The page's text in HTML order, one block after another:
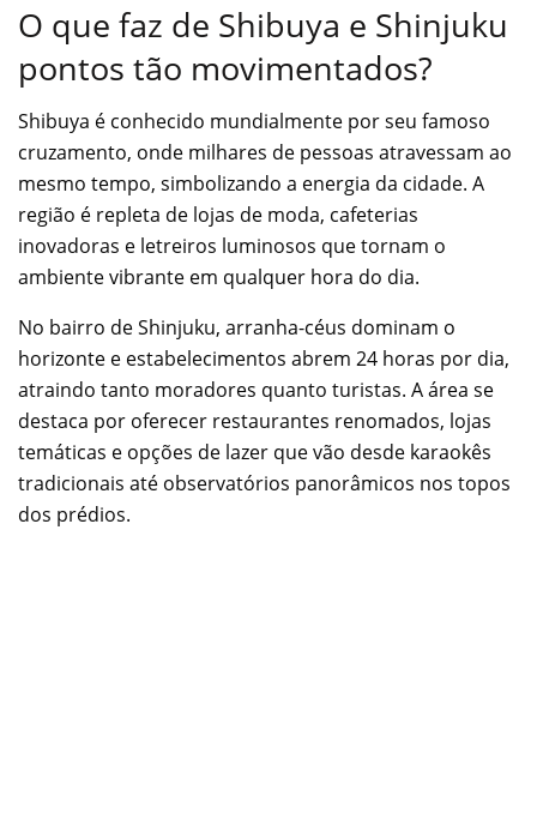
O que faz de Shibuya e Shinjuku
pontos tão movimentados?
Shibuya é conhecido mundialmente por seu famoso
cruzamento, onde milhares de pessoas atravessam ao
mesmo tempo, simbolizando a energia da cidade. A
região é repleta de lojas de moda, cafeterias
inovadoras e letreiros luminosos que tornam o
ambiente vibrante em qualquer hora do dia.
No bairro de Shinjuku, arranha-céus dominam o
horizonte e estabelecimentos abrem 24 horas por dia,
atraindo tanto moradores quanto turistas. A área se
destaca por oferecer restaurantes renomados, lojas
temáticas e opções de lazer que vão desde karaokês
tradicionais até observatórios panorâmicos nos topos
dos prédios.